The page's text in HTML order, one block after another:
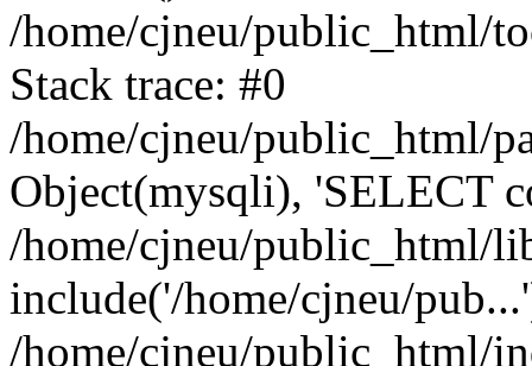
/home/cjneu/public_html/
Stack trace: #0
/home/cjneu/public_html/
Object(mysqli), 'SELECT
/home/cjneu/public_html/
include('/home/cjneu/
/home/cjneu/public_html/